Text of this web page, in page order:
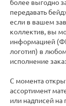
более выгодно
передавать
если в вашем
коллектив, вы
информацией
логотип) в
исполнение
С момента
ассортимент
или надписей на